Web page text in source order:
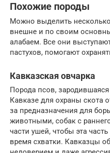
Похожие породы
Можно выделить
внешне и по своим
алабаем. Все они
пастухов, помогают
Кавказская овчарка
Порода псов,
Кавказе для охраны скота
за предназначения для
животными, собак с
части ушей, чтобы эта
время схватки. Кавказцы